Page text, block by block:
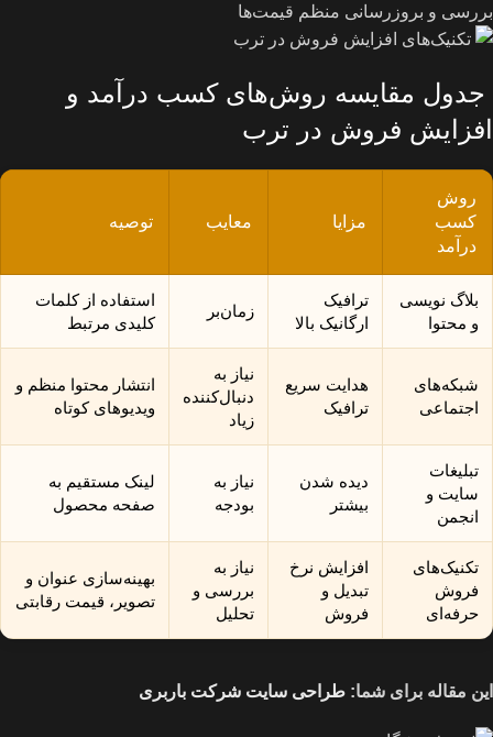
بررسی و بروزرسانی منظم قیمت‌ها
جدول مقایسه روش‌های کسب درآمد و
افزایش فروش در ترب
روش
کسب
درآمد
مزایا معایب توصیه
بلاگ نویسی
و محتوا
ترافیک
ارگانیک بالا
زمان‌بر
استفاده از کلمات
کلیدی مرتبط
شبکه‌های
اجتماعی
هدایت سریع
ترافیک
نیاز به
دنبال‌کننده
زیاد
انتشار محتوا منظم و
ویدیوهای کوتاه
تبلیغات
سایت و
انجمن
دیده شدن
بیشتر
نیاز به
بودجه
لینک مستقیم به
صفحه محصول
تکنیک‌های
فروش
حرفه‌ای
افزایش نرخ
تبدیل و
فروش
نیاز به
بررسی و
تحلیل
بهینه‌سازی عنوان و
تصویر، قیمت رقابتی
این مقاله برای شما: طراحی سایت شرکت باربری